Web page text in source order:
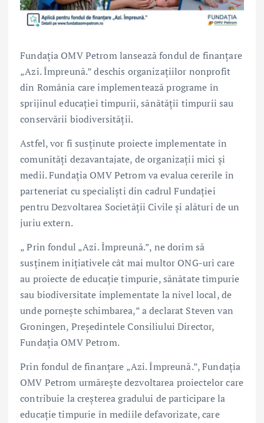
Fundația OMV Petrom lansează fondul de finanțare
„Azi. Împreună.” deschis organizațiilor nonprofit
din România care implementează programe în
sprijinul educației timpurii, sănătății timpurii sau
conservării biodiversității.
Astfel, vor fi susținute proiecte implementate în
comunități dezavantajate, de organizații mici și
medii. Fundația OMV Petrom va evalua cererile în
parteneriat cu specialiști din cadrul Fundației
pentru Dezvoltarea Societății Civile și alături de un
juriu extern.
„ Prin fondul „Azi. Împreună.”, ne dorim să
susținem inițiativele cât mai multor ONG-uri care
au proiecte de educație timpurie, sănătate timpurie
sau biodiversitate implementate la nivel local, de
unde pornește schimbarea,” a declarat Steven van
Groningen, Președintele Consiliului Director,
Fundația OMV Petrom.
Prin fondul de finanțare „Azi. Împreună.”, Fundația
OMV Petrom urmărește dezvoltarea proiectelor care
contribuie la creșterea gradului de participare la
educație timpurie în mediile defavorizate, care